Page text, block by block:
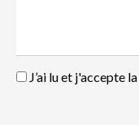
J’ai lu et j'accepte la